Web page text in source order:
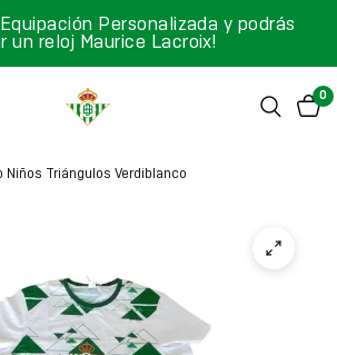
Personalizada y podrás
un reloj Maurice Lacroix!
0
Niños Triángulos Verdiblanco